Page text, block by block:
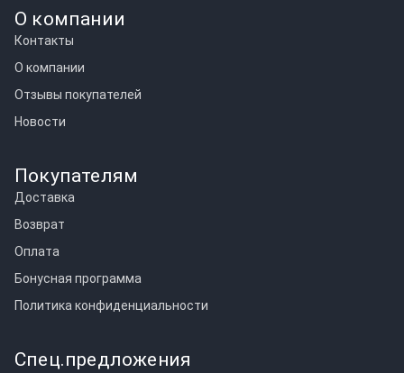
О компании
Контакты
О компании
Отзывы покупателей
Новости
Покупателям
Доставка
Возврат
Оплата
Бонусная программа
Политика конфиденциальности
Спец.предложения